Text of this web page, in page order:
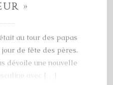
»
au tour des papas
jour de fête des pères.
dévoile une nouvelle
avec […]